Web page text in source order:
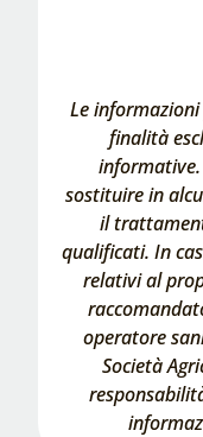
Le
finalità
sostituire in
il
qualificati. In
relativi al
operatore
Società